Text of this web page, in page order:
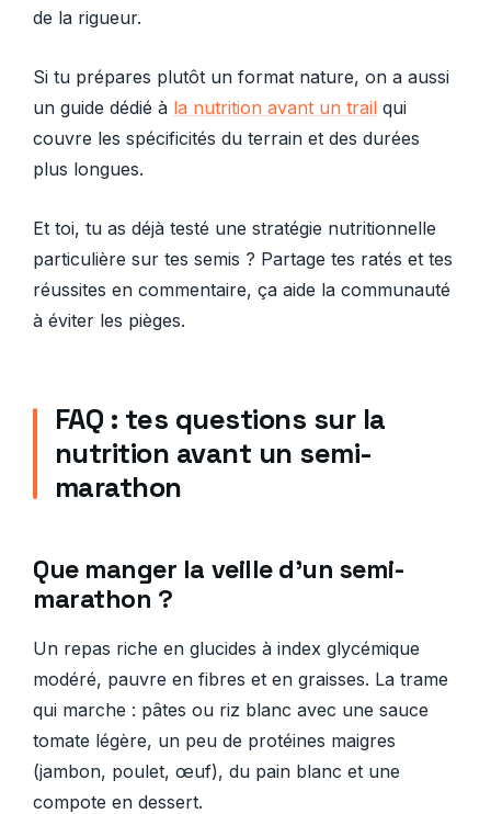
de la rigueur.
Si tu prépares plutôt un format nature, on a aussi
un guide dédié à la nutrition avant un trail qui
couvre les spécificités du terrain et des durées
plus longues.
Et toi, tu as déjà testé une stratégie nutritionnelle
particulière sur tes semis ? Partage tes ratés et tes
réussites en commentaire, ça aide la communauté
à éviter les pièges.
FAQ : tes questions sur la
nutrition avant un semi-
marathon
Que manger la veille d’un semi-
marathon ?
Un repas riche en glucides à index glycémique
modéré, pauvre en fibres et en graisses. La trame
qui marche : pâtes ou riz blanc avec une sauce
tomate légère, un peu de protéines maigres
(jambon, poulet, œuf), du pain blanc et une
compote en dessert.